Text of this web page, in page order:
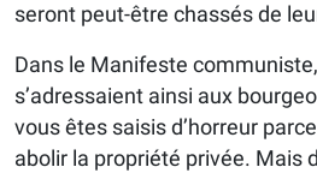
seront peut-être chassés de
Dans le Manifeste
s’adressaient ainsi aux
vous êtes saisis d’horreur
abolir la propriété privée. Mais